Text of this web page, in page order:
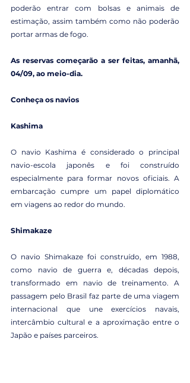
poderão entrar com bolsas e animais de
estimação, assim também como não poderão
portar armas de fogo.
As reservas começarão a ser feitas, amanhã,
04/09, ao meio-dia.
Conheça os navios
Kashima
O navio Kashima é considerado o principal
navio-escola japonês e foi construído
especialmente para formar novos oficiais. A
embarcação cumpre um papel diplomático
em viagens ao redor do mundo.
Shimakaze
O navio Shimakaze foi construído, em 1988,
como navio de guerra e, décadas depois,
transformado em navio de treinamento. A
passagem pelo Brasil faz parte de uma viagem
internacional que une exercícios navais,
intercâmbio cultural e a aproximação entre o
Japão e países parceiros.